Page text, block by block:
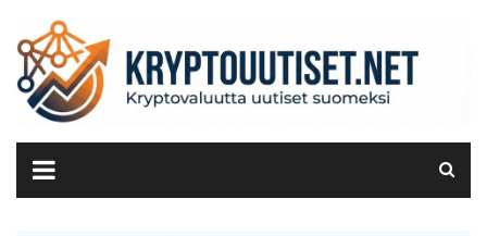
content